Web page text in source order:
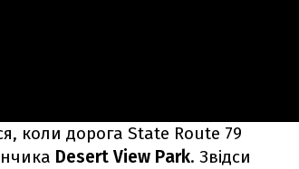
коли дорога State Route 79
Desert View Park. Звідси